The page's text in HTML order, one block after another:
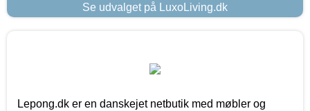
Se udvalget på LuxoLiving.dk
Lepong.dk er en danskejet netbutik med møbler og